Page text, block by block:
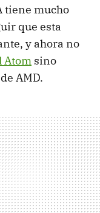
tiene mucho
que esta
y ahora no
Atom sino
AMD.